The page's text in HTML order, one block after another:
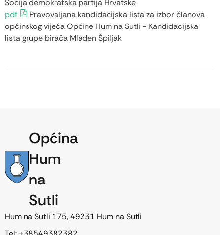
Socijaldemokratska partija Hrvatske
pdf
Pravovaljana kandidacijska lista za izbor članova
općinskog vijeća Općine Hum na Sutli - Kandidacijska
lista grupe birača Mladen Špiljak
Općina
Hum
na
Sutli
Hum na Sutli 175, 49231 Hum na Sutli